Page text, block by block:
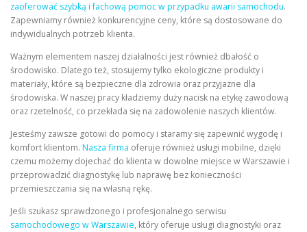
zaoferować szybką i fachową pomoc w przypadku awarii samochodu.
Zapewniamy również konkurencyjne ceny, które są dostosowane do
indywidualnych potrzeb klienta.
Ważnym elementem naszej działalności jest również dbałość o
środowisko. Dlatego też, stosujemy tylko ekologiczne produkty i
materiały, które są bezpieczne dla zdrowia oraz przyjazne dla
środowiska. W naszej pracy kładziemy duży nacisk na etykę zawodową
oraz rzetelność, co przekłada się na zadowolenie naszych klientów.
Jesteśmy zawsze gotowi do pomocy i staramy się zapewnić wygodę i
komfort klientom. Nasza firma oferuje również usługi mobilne, dzięki
czemu możemy dojechać do klienta w dowolne miejsce w Warszawie i
przeprowadzić diagnostykę lub naprawę bez konieczności
przemieszczania się na własną rękę.
Jeśli szukasz sprawdzonego i profesjonalnego serwisu
samochodowego w Warszawie, który oferuje usługi diagnostyki oraz